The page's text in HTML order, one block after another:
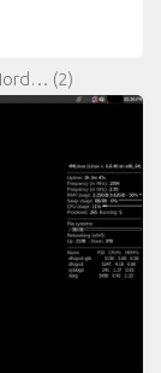
(2)